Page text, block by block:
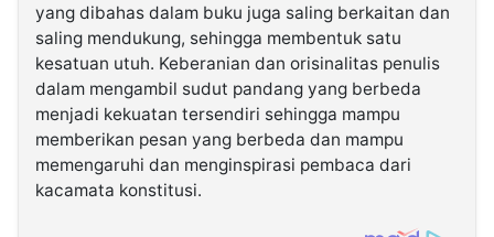
yang dibahas dalam buku juga saling berkaitan dan
saling mendukung, sehingga membentuk satu
kesatuan utuh. Keberanian dan orisinalitas penulis
dalam mengambil sudut pandang yang berbeda
menjadi kekuatan tersendiri sehingga mampu
memberikan pesan yang berbeda dan mampu
memengaruhi dan menginspirasi pembaca dari
kacamata konstitusi.